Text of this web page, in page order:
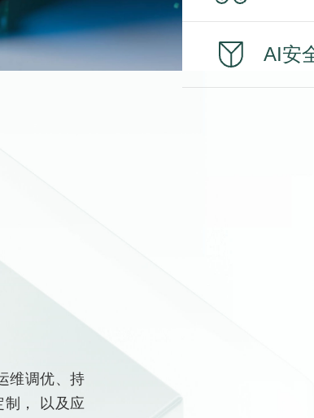
AI安
维调优、持
制， 以及应